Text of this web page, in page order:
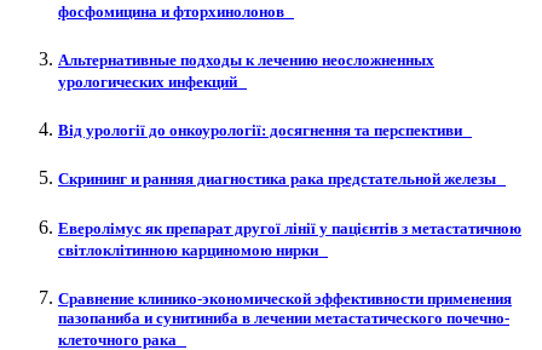
фосфомицина и фторхинолонов
Альтернативные подходы к лечению неосложненных
урологических инфекций
Від урології до онкоурології: досягнення та перспективи
Скрининг и ранняя диагностика рака предстательной железы
Еверолімус як препарат другої лінії у пацієнтів з метастатичною
світлоклітинною карциномою нирки
Сравнение клинико-экономической эффективности применения
пазопаниба и сунитиниба в лечении метастатического почечно-
клеточного рака